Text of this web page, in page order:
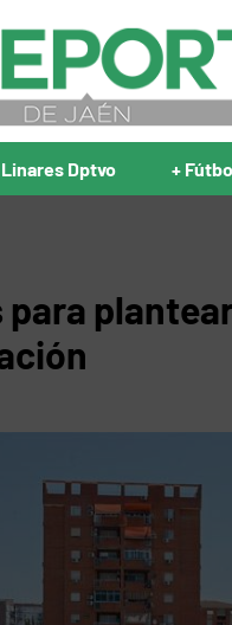
Linares Dptvo +
para